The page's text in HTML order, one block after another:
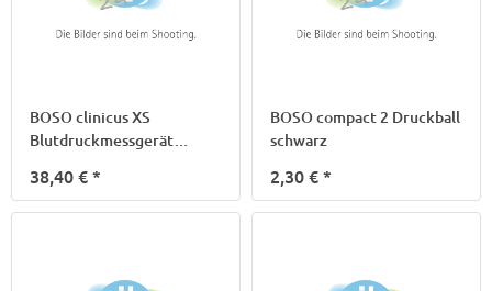
BOSO clinicus XS
Blutdruckmessgerät
38,40 €*
BOSO compact 2 Druckball
schwarz
2,30 €*